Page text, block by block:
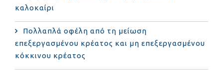
καλοκαίρι
Πολλαπλά οφέλη από τη μείωση
επεξεργασμένου κρέατος και μη επεξεργασμένου
κόκκινου κρέατος